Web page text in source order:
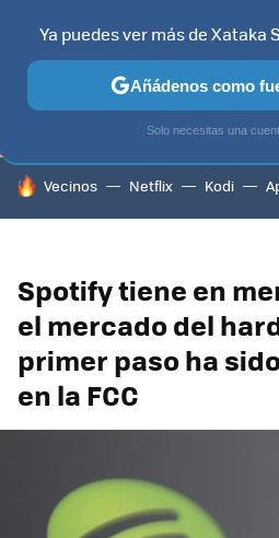
TELEVISORES CONTENIDOS
HOY SE HABLA DE
Vecinos Netflix Kodi
Spotify tiene en
el mercado del
primer paso ha
en la FCC
Ya puedes ver más de Xataka
Añádenos como
Solo necesitas una